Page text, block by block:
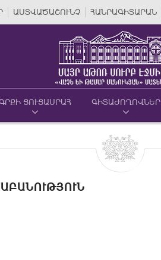
ԱՍՏՎԱԾԱՇՈՒՆՉ ՀԱՆՐԱԳԻՏԱՐԱՆ
ՑՈՒՑԱՍՐԱՀ ԳԻՏԱԺՈՂՈՎՆԵՐ